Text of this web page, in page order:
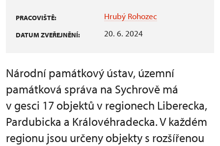
PRACOVIŠTĚ: Hrubý Rohozec
DATUM ZVEŘEJNĚNÍ: 20. 6. 2024
Národní památkový ústav, územní
památková správa na Sychrově má
v gesci 17 objektů v regionech Liberecka,
Pardubicka a Královéhradecka. V každém
regionu jsou určeny objekty s rozšířenou